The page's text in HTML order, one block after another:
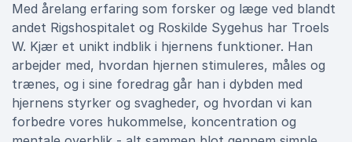
Med årelang erfaring som forsker og læge ved blandt
andet Rigshospitalet og Roskilde Sygehus har Troels
W. Kjær et unikt indblik i hjernens funktioner. Han
arbejder med, hvordan hjernen stimuleres, måles og
trænes, og i sine foredrag går han i dybden med
hjernens styrker og svagheder, og hvordan vi kan
forbedre vores hukommelse, koncentration og